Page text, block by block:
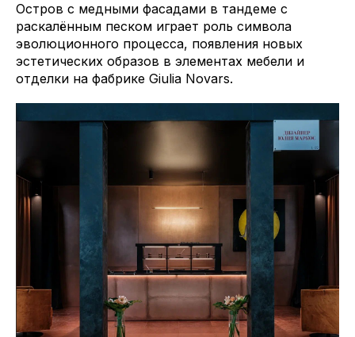
Остров с медными фасадами в тандеме с
раскалённым песком играет роль символа
эволюционного процесса, появления новых
эстетических образов в элементах мебели и
отделки на фабрике Giulia Novars.